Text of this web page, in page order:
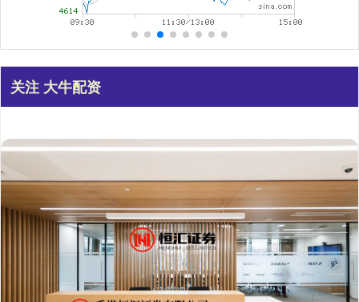
关注 大牛配资